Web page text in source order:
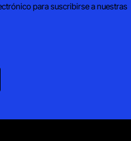
para suscribirse a nuestras